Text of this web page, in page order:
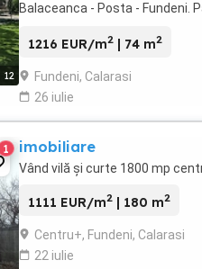
12
Balaceanca - Posta - Fundeni.
1216 EUR/m2 | 74 m2
Fundeni, Calarasi
26 iulie
1 imobiliare
Vând vilă și curte 1800 mp
1111 EUR/m2 | 180 m2
Centru+, Fundeni, Calarasi
22 iulie